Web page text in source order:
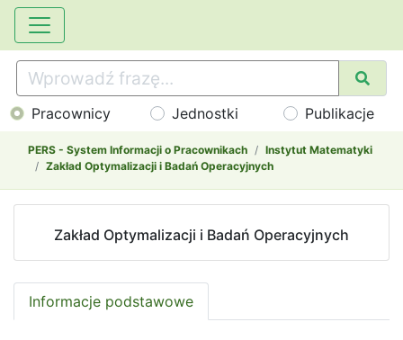
Pracownicy Jednostki Publikacje
PERS - System Informacji o Pracownikach
Instytut Matematyki
Zakład Optymalizacji i Badań Operacyjnych
Zakład Optymalizacji i Badań Operacyjnych
Informacje podstawowe